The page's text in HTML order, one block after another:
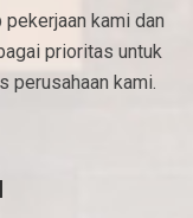
kami dan
prioritas untuk
perusahaan kami.